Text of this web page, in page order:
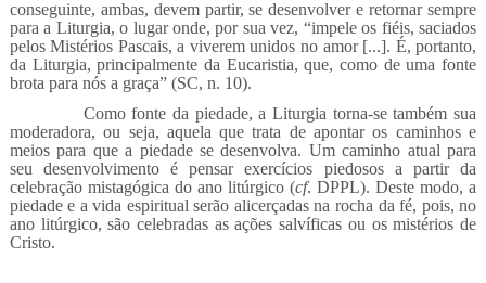
conseguinte, ambas, devem partir, se desenvolver e retornar sempre
para a Liturgia, o lugar onde, por sua vez, “impele os fiéis, saciados
pelos Mistérios Pascais, a viverem unidos no amor [...]. É, portanto,
da Liturgia, principalmente da Eucaristia, que, como de uma fonte
brota para nós a graça” (SC, n. 10).
Como fonte da piedade, a Liturgia torna-se também sua
moderadora, ou seja, aquela que trata de apontar os caminhos e
meios para que a piedade se desenvolva. Um caminho atual para
seu desenvolvimento é pensar exercícios piedosos a partir da
celebração mistagógica do ano litúrgico (cf. DPPL). Deste modo, a
piedade e a vida espiritual serão alicerçadas na rocha da fé, pois, no
ano litúrgico, são celebradas as ações salvíficas ou os mistérios de
Cristo.